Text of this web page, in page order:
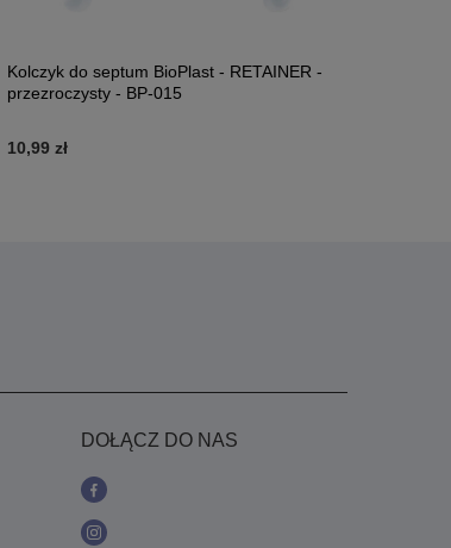
Kolczyk do septum BioPlast - RETAINER -
przezroczysty - BP-015
10,99 zł
DOŁĄCZ DO NAS